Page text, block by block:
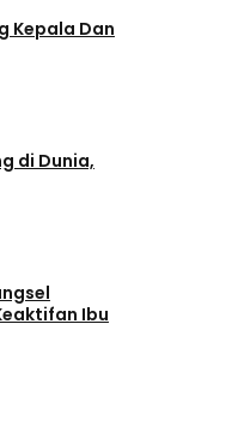
Kepala Dan
di Dunia,
Ibu